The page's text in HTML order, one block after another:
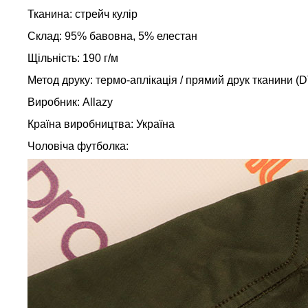
Тканина: стрейч кулір
Склад: 95% бавовна, 5% елестан
Щільність: 190 г/м
Метод друку: термо-аплікація / прямий друк тканини
Виробник: Allazy
Країна виробництва: Україна
Чоловіча футболка: